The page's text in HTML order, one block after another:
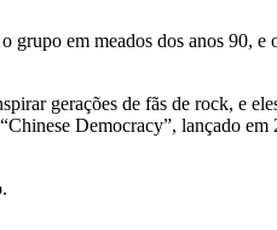
em meados dos anos 90, e
gerações de fãs de rock, e
Democracy”, lançado em